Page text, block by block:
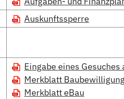
Auskunftssperre
Eingabe eines
Merkblatt
Merkblatt eBau